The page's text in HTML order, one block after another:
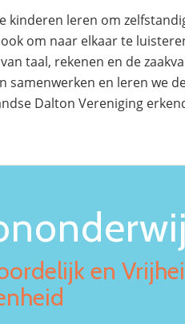
kinderen leren om
om naar elkaar te
taal, rekenen en de
samenwerken en leren we
Dalton Vereniging
en